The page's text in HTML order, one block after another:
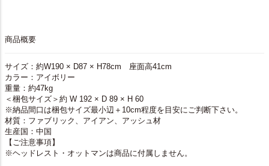
商品概要
サイズ：約W190 × D87 × H78cm 座面高41cm
カラー：アイボリー
重量：約47kg
＜梱包サイズ＞約 W 192 × D 89 × H 60
※納品間口は梱包サイズ最小辺＋10cm程度を目安にご判断下さい。
材質：ファブリック、アイアン、アッシュ材
生産国：中国
【ご注意事項】
※ヘッドレスト・オットマンは商品に付属しません。